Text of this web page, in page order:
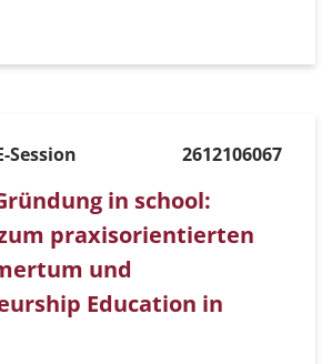
Session 2612106067
in school:
praxisorientierten
und
Education in